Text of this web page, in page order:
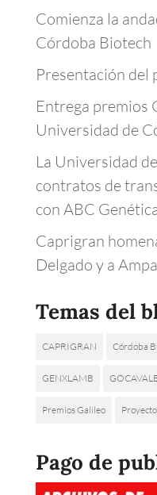
Comienza la
Córdoba Biotech
Presentación del
Entrega premios
Universidad de
La Universidad
contratos de
con ABC
Caprigran
Delgado y a
Temas del
CAPRIGRAN Córdoba
GENXLAMB
Premios Galileo
Pago de